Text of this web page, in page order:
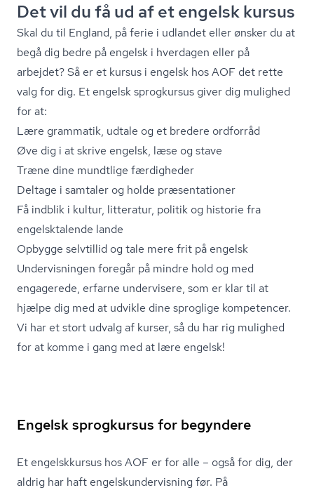
Det vil du få ud af et engelsk kursus
Skal du til England, på ferie i udlandet eller ønsker du at
begå dig bedre på engelsk i hverdagen eller på
arbejdet? Så er et kursus i engelsk hos AOF det rette
valg for dig. Et engelsk sprogkursus giver dig mulighed
for at:
Lære grammatik, udtale og et bredere ordforråd
Øve dig i at skrive engelsk, læse og stave
Træne dine mundtlige færdigheder
Deltage i samtaler og holde præsentationer
Få indblik i kultur, litteratur, politik og historie fra
engelsktalende lande
Opbygge selvtillid og tale mere frit på engelsk
Undervisningen foregår på mindre hold og med
engagerede, erfarne undervisere, som er klar til at
hjælpe dig med at udvikle dine sproglige kompetencer.
Vi har et stort udvalg af kurser, så du har rig mulighed
for at komme i gang med at lære engelsk!
Engelsk sprogkursus for begyndere
Et engelskkursus hos AOF er for alle – også for dig, der
aldrig har haft en­gelskun­der­vis­ning før. På